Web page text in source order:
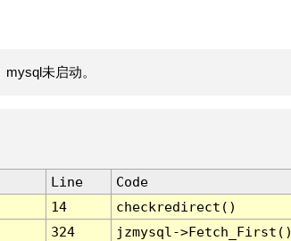
未启动。
Line
Code
14
checkredirect()
324
jzmysql-